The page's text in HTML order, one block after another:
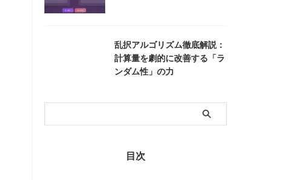
乱択アルゴリズム徹底解説：
計算量を劇的に改善する「ラ
ンダム性」の力
目次